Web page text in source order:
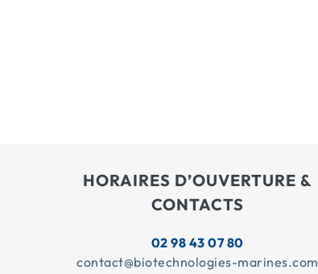
HORAIRES D’OUVERTURE &
CONTACTS
02 98 43 07 80
contact@biotechnologies-marines.com